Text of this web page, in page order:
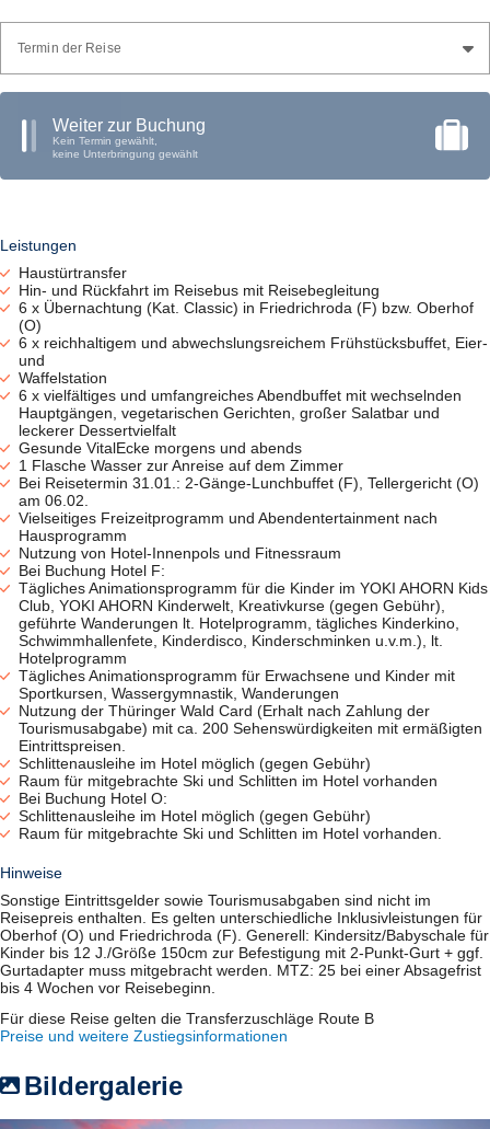
Restaurants), Bar, Hallenbad, Fitnessraum, Sauna (gegen Gebühr);
alle Zimmer (Kat. Classic) mit Bad o. DU/WC, Föhn, TV, Telefon,
„AHORN Berghotel“ – Friedrichroda
ruhige Lage auf dem ca. 500 m hohen Reinhardsberg mit Blick auf
Friedrichroda, ca. 15 Gehminuten ins Ortszentrum, Lift, Hallenbad,
Hotelbar, hoteleigenes Kino, Sauna (gegen Gebühr); alle Zimmer
mit DU/WC, Föhn, Telefon, TV, Safe, kostenfreiem WLAN.
Panorama
Termin der Reise
Weiter zur Buchung
Kein Termin gewählt,
keine Unterbringung gewählt
Leistungen
Haustürtransfer
Hin- und Rückfahrt im Reisebus mit Reisebegleitung
6 x Übernachtung (Kat. Classic) in Friedrichroda (F) bzw. Oberhof
(O)
6 x reichhaltigem und abwechslungsreichem Frühstücksbuffet, Eier-
und
Waffelstation
6 x vielfältiges und umfangreiches Abendbuffet mit wechselnden
Hauptgängen, vegetarischen Gerichten, großer Salatbar und
leckerer Dessertvielfalt
Gesunde VitalEcke morgens und abends
1 Flasche Wasser zur Anreise auf dem Zimmer
Bei Reisetermin 31.01.: 2-Gänge-Lunchbuffet (F), Tellergericht (O)
am 06.02.
Vielseitiges Freizeitprogramm und Abendentertainment nach
Hausprogramm
Nutzung von Hotel-Innenpols und Fitnessraum
Bei Buchung Hotel F:
Tägliches Animationsprogramm für die Kinder im YOKI AHORN Kids
Club, YOKI AHORN Kinderwelt, Kreativkurse (gegen Gebühr),
geführte Wanderungen lt. Hotelprogramm, tägliches Kinderkino,
Schwimmhallenfete, Kinderdisco, Kinderschminken u.v.m.), lt.
Hotelprogramm
Tägliches Animationsprogramm für Erwachsene und Kinder mit
Sportkursen, Wassergymnastik, Wanderungen
Nutzung der Thüringer Wald Card (Erhalt nach Zahlung der
Tourismusabgabe) mit ca. 200 Sehenswürdigkeiten mit ermäßigten
Eintrittspreisen.
Schlittenausleihe im Hotel möglich (gegen Gebühr)
Raum für mitgebrachte Ski und Schlitten im Hotel vorhanden
Bei Buchung Hotel O:
Schlittenausleihe im Hotel möglich (gegen Gebühr)
Raum für mitgebrachte Ski und Schlitten im Hotel vorhanden.
Hinweise
Sonstige Eintrittsgelder sowie Tourismusabgaben sind nicht im
Reisepreis enthalten. Es gelten unterschiedliche Inklusivleistungen für
Oberhof (O) und Friedrichroda (F). Generell: Kindersitz/Babyschale für
Kinder bis 12 J./Größe 150cm zur Befestigung mit 2-Punkt-Gurt + ggf.
Gurtadapter muss mitgebracht werden. MTZ: 25 bei einer Absagefrist
bis 4 Wochen vor Reisebeginn.
Für diese Reise gelten die Transferzuschläge Route B
Preise und weitere Zustiegsinformationen
Bildergalerie